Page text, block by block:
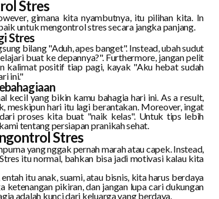
Stres
gimana kita nyambutnya, itu pilihan kita. In
untuk mengontrol stres secara jangka panjang.
Stres
bilang "Aduh, apes banget". Instead, ubah sudut
buat ke depannya?". Furthermore, jangan pelit
kalimat positif tiap pagi, kayak "Aku hebat sudah
ini."
kecil yang bikin kamu bahagia hari ini. As a result,
hari itu lagi berantakan. Moreover, ingat
proses kita buat "naik kelas". Untuk tips lebih
tentang persiapan pranikah sehat
Stres
yang nggak pernah marah atau capek. Instead,
itu normal, bahkan bisa jadi motivasi kalau kita
itu anak, suami, atau bisnis, kita harus berdaya
ketenangan pikiran, dan jangan lupa cari dukungan
adalah kunci dari keluarga yang berdaya.